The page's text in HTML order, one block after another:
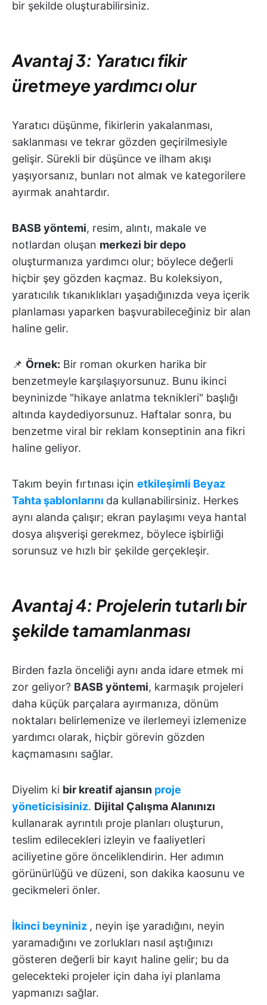
bir şekilde oluşturabilirsiniz.
Avantaj 3: Yaratıcı fikir
üretmeye yardımcı olur
Yaratıcı düşünme, fikirlerin yakalanması,
saklanması ve tekrar gözden geçirilmesiyle
gelişir. Sürekli bir düşünce ve ilham akışı
yaşıyorsanız, bunları not almak ve kategorilere
ayırmak anahtardır.
BASB yöntemi, resim, alıntı, makale ve
notlardan oluşan merkezi bir depo
oluşturmanıza yardımcı olur; böylece değerli
hiçbir şey gözden kaçmaz. Bu koleksiyon,
yaratıcılık tıkanıklıkları yaşadığınızda veya içerik
planlaması yaparken başvurabileceğiniz bir alan
haline gelir.
📌 Örnek: Bir roman okurken harika bir
benzetmeyle karşılaşıyorsunuz. Bunu ikinci
beyninizde "hikaye anlatma teknikleri" başlığı
altında kaydediyorsunuz. Haftalar sonra, bu
benzetme viral bir reklam konseptinin ana fikri
haline geliyor.
Takım beyin fırtınası için etkileşimli Beyaz
Tahta şablonlarını da kullanabilirsiniz. Herkes
aynı alanda çalışır; ekran paylaşımı veya hantal
dosya alışverişi gerekmez, böylece işbirliği
sorunsuz ve hızlı bir şekilde gerçekleşir.
Avantaj 4: Projelerin tutarlı bir
şekilde tamamlanması
Birden fazla önceliği aynı anda idare etmek mi
zor geliyor? BASB yöntemi, karmaşık projeleri
daha küçük parçalara ayırmanıza, dönüm
noktaları belirlemenize ve ilerlemeyi izlemenize
yardımcı olarak, hiçbir görevin gözden
kaçmamasını sağlar.
Diyelim ki bir kreatif ajansın proje
yöneticisisiniz. Dijital Çalışma Alanınızı
kullanarak ayrıntılı proje planları oluşturun,
teslim edilecekleri izleyin ve faaliyetleri
aciliyetine göre önceliklendirin. Her adımın
görünürlüğü ve düzeni, son dakika kaosunu ve
gecikmeleri önler.
İkinci beyniniz , neyin işe yaradığını, neyin
yaramadığını ve zorlukları nasıl aştığınızı
gösteren değerli bir kayıt haline gelir; bu da
gelecekteki projeler için daha iyi planlama
yapmanızı sağlar.